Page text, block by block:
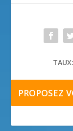
TAUX:
PROPOSEZ